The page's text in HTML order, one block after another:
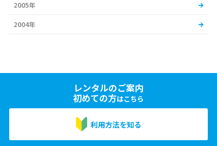
2005年
2004年
レンタルのご案内
初めての方はこちら
利用方法を知る